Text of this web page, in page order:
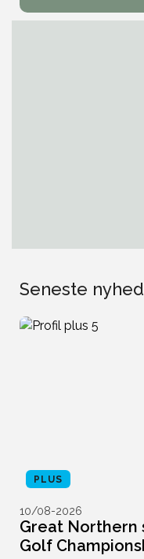
Seneste
PLUS
10/08-2026
Great Northern
Golf